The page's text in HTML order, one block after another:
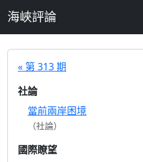
海峽評論
« 第 313 期
社論
當前兩岸困境
（社論）
國際瞭望